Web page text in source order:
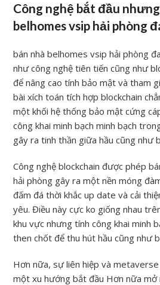
Công nghệ bắt đầu
belhomes vsip hải phòng
bán nhà belhomes vsip hải phòng
như công nghệ tiên tiến cũng như
để nâng cao tính bảo mật và tham
bài xích toán tích hợp blockchain
một khối hệ thống bảo mật cứng
công khai minh bạch minh bạch
gây ra tinh thần giữa hầu cũng như
Công nghệ blockchain được phép
hải phòng gây ra một nền móng
đấm đá thời khắc up date và cải
yêu. Điều này cực ko giống nhau
khu vực nhưng tính công khai minh
then chốt để thu hút hầu cũng như
Hơn nữa, sự liên hiệp và
một xu hướng bắt đầu Hơn nữa